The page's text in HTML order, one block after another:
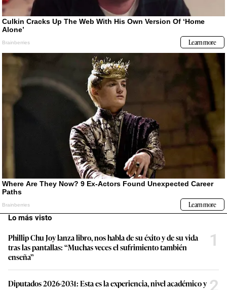
Lo más visto
Phillip Chu Joy lanza libro, nos habla de su éxito y de su vida
tras las pantallas: “Muchas veces el sufrimiento también
enseña”
1
Diputados 2026-2031: Esta es la experiencia, nivel académico y 2